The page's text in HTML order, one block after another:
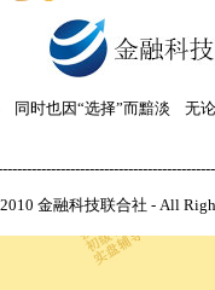
同时也因“选择”而黯淡 无
金融科技联合社 - All